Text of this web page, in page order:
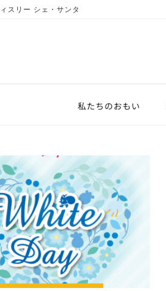
スリー シェ・サンタ
私たちのおもい